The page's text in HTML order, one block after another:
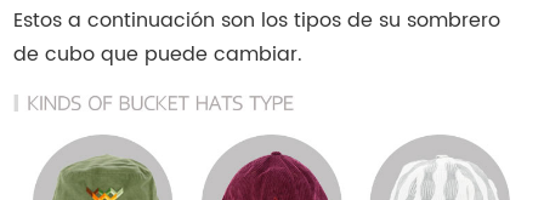
Estos a continuación son los tipos de su sombrero
de cubo que puede cambiar.